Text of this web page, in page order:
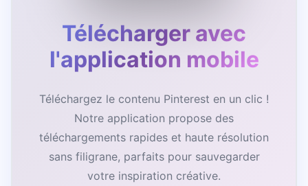
Télécharger avec
l'application mobile
Téléchargez le contenu Pinterest en un clic !
Notre application propose des
téléchargements rapides et haute résolution
sans filigrane, parfaits pour sauvegarder
votre inspiration créative.